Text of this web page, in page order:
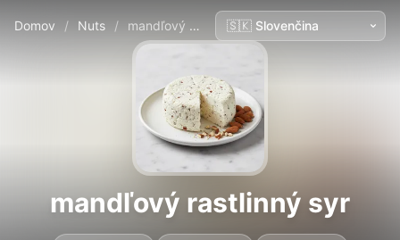
Domov / Nuts / mandľový rastlinný syr
mandľový rastlinný syr